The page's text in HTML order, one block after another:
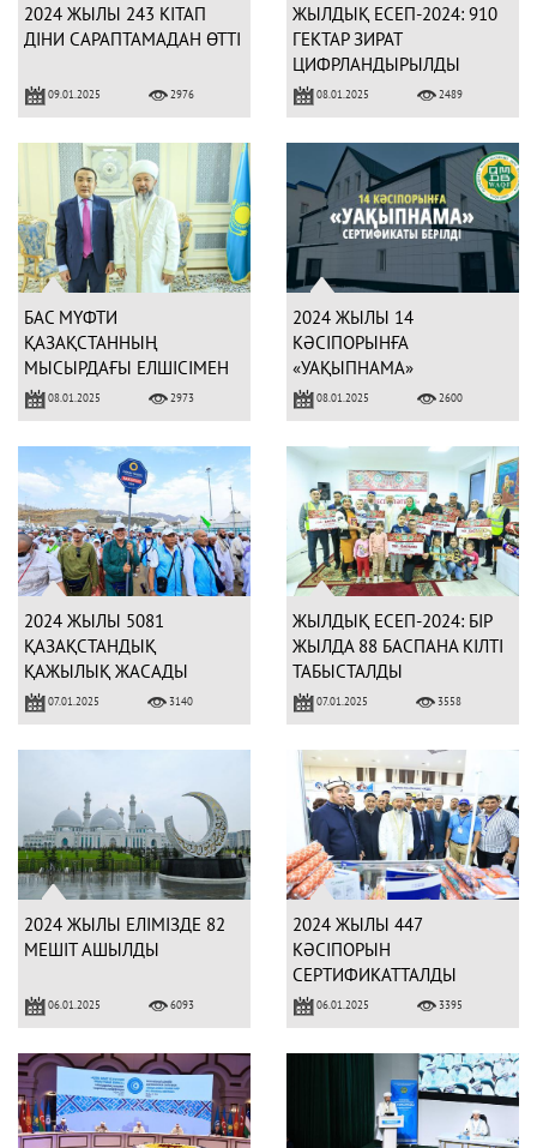
2024 ЖЫЛЫ 243 КІТАП
ДІНИ САРАПТАМАДАН ӨТТІ
09.01.2025 2976
ЖЫЛДЫҚ ЕСЕП-2024: 910
ГЕКТАР ЗИРАТ
ЦИФРЛАНДЫРЫЛДЫ
08.01.2025 2489
БАС МҮФТИ
ҚАЗАҚСТАННЫҢ
МЫСЫРДАҒЫ ЕЛШІСІМЕН
КЕЗДЕСТІ
08.01.2025 2973
2024 ЖЫЛЫ 14
КӘСІПОРЫНҒА
«УАҚЫПНАМА»
СЕРТИФИКАТЫ БЕРІЛДІ
08.01.2025 2600
2024 ЖЫЛЫ 5081
ҚАЗАҚСТАНДЫҚ
ҚАЖЫЛЫҚ ЖАСАДЫ
07.01.2025 3140
ЖЫЛДЫҚ ЕСЕП-2024: БІР
ЖЫЛДА 88 БАСПАНА КІЛТІ
ТАБЫСТАЛДЫ
07.01.2025 3558
2024 ЖЫЛЫ ЕЛІМІЗДЕ 82
МЕШІТ АШЫЛДЫ
06.01.2025 6093
2024 ЖЫЛЫ 447
КӘСІПОРЫН
СЕРТИФИКАТТАЛДЫ
06.01.2025 3395